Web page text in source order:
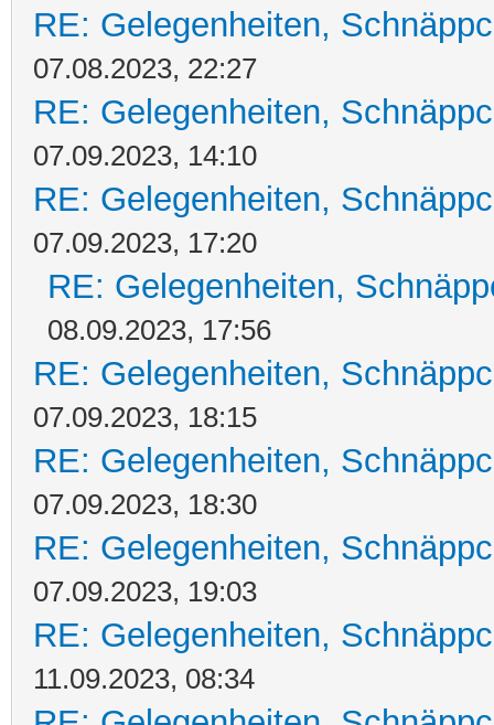
RE: Gelegenheiten,
07.08.2023, 22:27
RE: Gelegenheiten,
07.09.2023, 14:10
RE: Gelegenheiten,
07.09.2023, 17:20
RE: Gelegenheiten,
08.09.2023, 17:56
RE: Gelegenheiten,
07.09.2023, 18:15
RE: Gelegenheiten,
07.09.2023, 18:30
RE: Gelegenheiten,
07.09.2023, 19:03
RE: Gelegenheiten,
11.09.2023, 08:34